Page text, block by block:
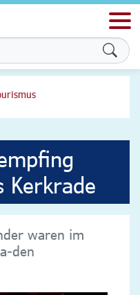
Kerkrade
waren im
den